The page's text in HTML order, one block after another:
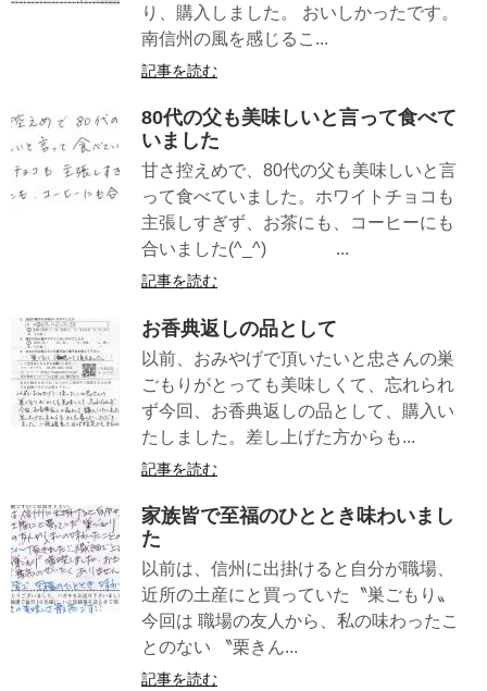
り、購入しました。 おいしかったです。
南信州の風を感じるこ...
記事を読む
80代の父も美味しいと言って食べて
いました
甘さ控えめで、80代の父も美味しいと言
って食べていました。ホワイトチョコも
主張しすぎず、お茶にも、コーヒーにも
合いました(^_^) ...
記事を読む
お香典返しの品として
以前、おみやげで頂いたいと忠さんの巣
ごもりがとっても美味しくて、忘れられ
ず今回、お香典返しの品として、購入い
たしました。差し上げた方からも...
記事を読む
家族皆で至福のひととき味わいまし
た
以前は、信州に出掛けると自分が職場、
近所の土産にと買っていた〝巣ごもり〟
今回は 職場の友人から、私の味わったこ
とのない 〝栗きん...
記事を読む